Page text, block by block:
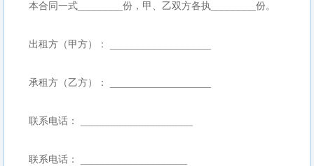
本合同一式________份，甲、乙双方各执________份。
出租方（甲方）： __________________
承租方（乙方）： __________________
联系电话： ____________________
联系电话： ___________________